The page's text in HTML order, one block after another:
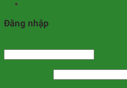
Đăng nhập